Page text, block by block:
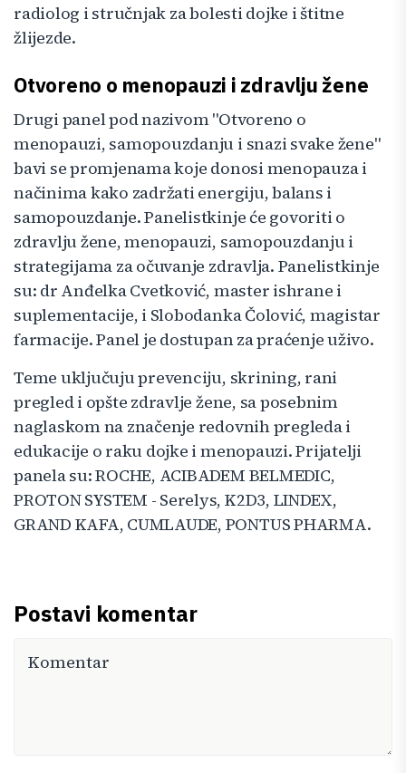
radiolog i stručnjak za bolesti dojke i štitne
žlijezde.
Otvoreno o menopauzi i zdravlju žene
Drugi panel pod nazivom "Otvoreno o
menopauzi, samopouzdanju i snazi svake žene"
bavi se promjenama koje donosi menopauza i
načinima kako zadržati energiju, balans i
samopouzdanje. Panelistkinje će govoriti o
zdravlju žene, menopauzi, samopouzdanju i
strategijama za očuvanje zdravlja. Panelistkinje
su: dr Anđelka Cvetković, master ishrane i
suplementacije, i Slobodanka Čolović, magistar
farmacije. Panel je dostupan za praćenje uživo.
Teme uključuju prevenciju, skrining, rani
pregled i opšte zdravlje žene, sa posebnim
naglaskom na značenje redovnih pregleda i
edukacije o raku dojke i menopauzi. Prijatelji
panela su: ROCHE, ACIBADEM BELMEDIC,
PROTON SYSTEM - Serelys, K2D3, LINDEX,
GRAND KAFA, CUMLAUDE, PONTUS PHARMA.
Postavi komentar